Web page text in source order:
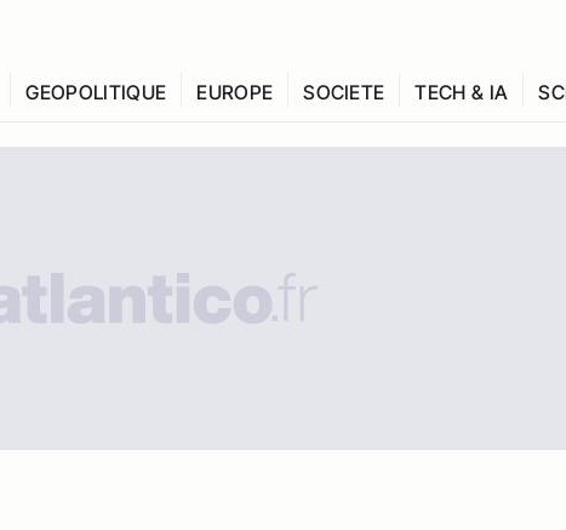
GEOPOLITIQUE EUROPE SOCIETE TECH & IA